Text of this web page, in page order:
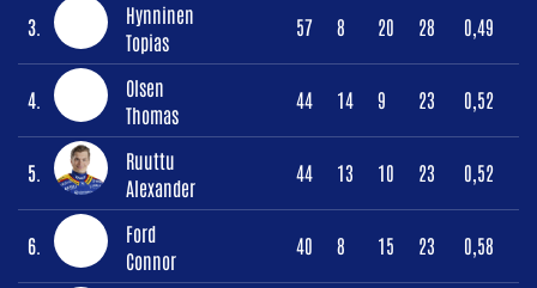
3.
Hynninen
Topias
57 8 20 28 0,49
4.
Olsen
Thomas
44 14 9 23 0,52
5.
Ruuttu
Alexander
44 13 10 23 0,52
6.
Ford
Connor
40 8 15 23 0,58